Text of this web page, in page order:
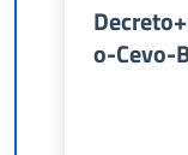
o-Cevo-